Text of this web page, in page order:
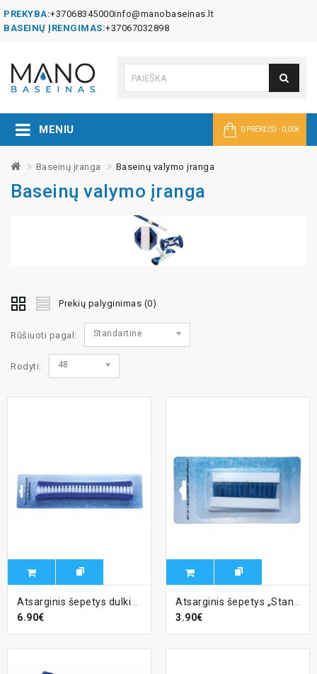
PREKYBA:+37068345000info@manobaseinas.lt
BASEINŲ ĮRENGIMAS:+37067032898
0 PREKĖ(S) - 0,00€
MENIU
Baseinų įranga Baseinų valymo įranga
Baseinų valymo įranga
Prekių palyginimas (0)
Rūšiuoti pagal: Standartinė
Rodyti: 48
Atsarginis šepetys dulkių siurbliui
6.90€
Atsarginis šepetys „Standard“ ir „De Lux“ dulkių siurbliams
3.90€